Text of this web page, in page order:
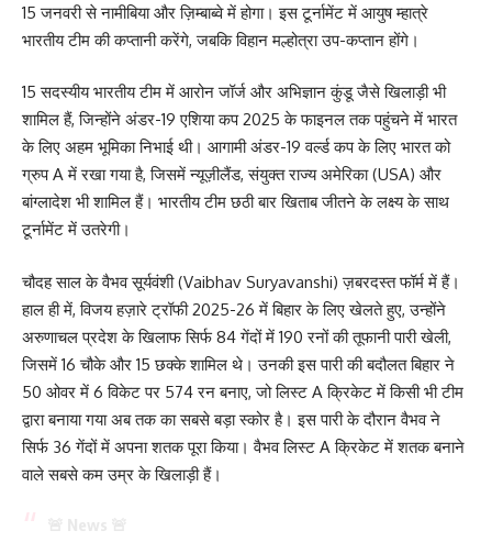
15 जनवरी से नामीबिया और ज़िम्बाब्वे में होगा। इस टूर्नामेंट में आयुष म्हात्रे
भारतीय टीम की कप्तानी करेंगे, जबकि विहान मल्होत्रा ​​उप-कप्तान होंगे।
15 सदस्यीय भारतीय टीम में आरोन जॉर्ज और अभिज्ञान कुंडू जैसे खिलाड़ी भी
शामिल हैं, जिन्होंने अंडर-19 एशिया कप 2025 के फाइनल तक पहुंचने में भारत
के लिए अहम भूमिका निभाई थी। आगामी अंडर-19 वर्ल्ड कप के लिए भारत को
ग्रुप A में रखा गया है, जिसमें न्यूज़ीलैंड, संयुक्त राज्य अमेरिका (USA) और
बांग्लादेश भी शामिल हैं। भारतीय टीम छठी बार खिताब जीतने के लक्ष्य के साथ
टूर्नामेंट में उतरेगी।
चौदह साल के वैभव सूर्यवंशी (Vaibhav Suryavanshi) ज़बरदस्त फॉर्म में हैं।
हाल ही में, विजय हज़ारे ट्रॉफी 2025-26 में बिहार के लिए खेलते हुए, उन्होंने
अरुणाचल प्रदेश के खिलाफ सिर्फ 84 गेंदों में 190 रनों की तूफानी पारी खेली,
जिसमें 16 चौके और 15 छक्के शामिल थे। उनकी इस पारी की बदौलत बिहार ने
50 ओवर में 6 विकेट पर 574 रन बनाए, जो लिस्ट A क्रिकेट में किसी भी टीम
द्वारा बनाया गया अब तक का सबसे बड़ा स्कोर है। इस पारी के दौरान वैभव ने
सिर्फ 36 गेंदों में अपना शतक पूरा किया। वैभव लिस्ट A क्रिकेट में शतक बनाने
वाले सबसे कम उम्र के खिलाड़ी हैं।